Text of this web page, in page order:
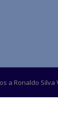
a Ronaldo Silva